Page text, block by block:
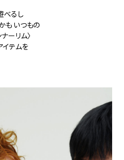
べるし
も いつもの
ーリム〉
イテムを